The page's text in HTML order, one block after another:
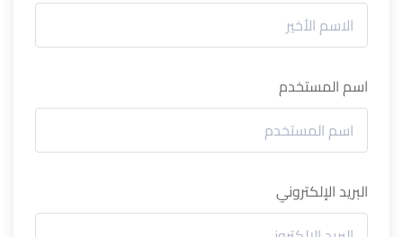
اسم المستخدم
البريد الإلكتروني